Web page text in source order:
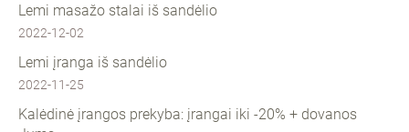
Lemi masažo stalai iš sandėlio
2022-12-02
Lemi įranga iš sandėlio
2022-11-25
Kalėdinė įrangos prekyba: įrangai iki -20% + dovanos